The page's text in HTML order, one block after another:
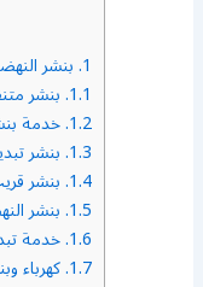
1. بنشر
1.1. بنشر
1.2. خدمة
1.3. بنشر
1.4. بنشر
1.5. بنشر
1.6. خدمة
1.7. كهرباء